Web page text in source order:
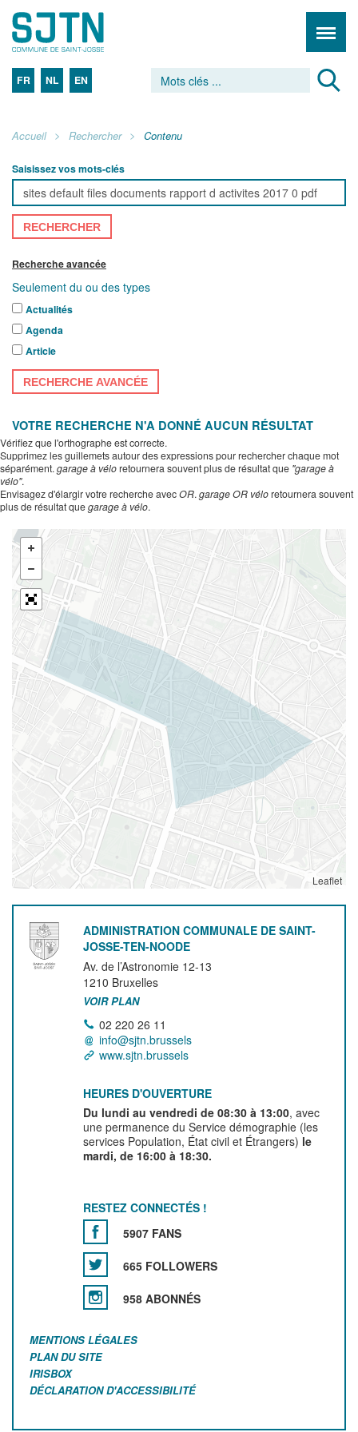
FR NL EN
Accueil Rechercher Contenu
Saisissez vos mots-clés
RECHERCHER
Recherche avancée
Seulement du ou des types
Actualités
Agenda
Article
RECHERCHE AVANCÉE
VOTRE RECHERCHE N'A DONNÉ AUCUN RÉSULTAT
Vérifiez que l'orthographe est correcte.
Supprimez les guillemets autour des expressions pour rechercher chaque mot
séparément. garage à véloretournera souvent plus de résultat que "garage à
vélo".
Envisagez d'élargir votre recherche avecOR. garage OR véloretournera souvent
plus de résultat quegarage à vélo.
Leaflet
ADMINISTRATION COMMUNALE DE SAINT-
JOSSE-TEN-NOODE
Av. de l’Astronomie 12-13
1210 Bruxelles
VOIR PLAN
02 220 26 11
info@sjtn.brussels
www.sjtn.brussels
HEURES D'OUVERTURE
Du lundi au vendredi de 08:30 à 13:00, avec
une permanence du Service démographie (les
services Population, État civil et Étrangers) le
mardi, de 16:00 à 18:30.
RESTEZ CONNECTÉS !
5907 FANS
665 FOLLOWERS
958 ABONNÉS
MENTIONS LÉGALES
PLAN DU SITE
IRISBOX
DÉCLARATION D'ACCESSIBILITÉ